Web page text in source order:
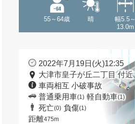
55～64歳 晴
幅5.5～
13.0m
2022年7月19日(火)12:35
大津市皇子が丘二丁目 付近
車両相互 小破事故
普通乗用車(1) 軽自動車(1)
死亡(0) 負傷(1)
距離475m